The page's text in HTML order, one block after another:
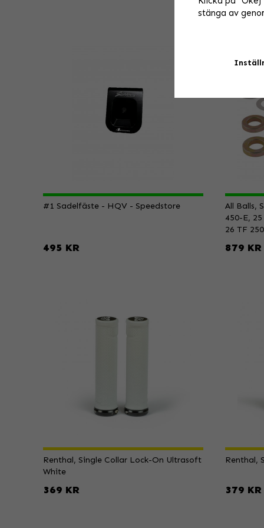
#1 Sadelfäste - HQV - Speedstore
495 KR
All Balls,
450-E,
26 TF
879 KR
Renthal, Single Collar Lock-On Ultrasoft
White
369 KR
Renthal,
379 KR
stänga av